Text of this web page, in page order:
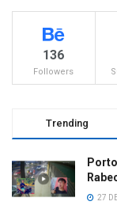
136
Followers
Trending
27